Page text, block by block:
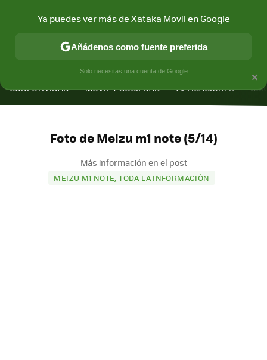
CONECTIVIDAD MÓVIL Y SOCIEDAD APLICACIONES
Foto de Meizu m1 note (5/14)
Más información en el post
MEIZU M1 NOTE, TODA LA INFORMACIÓN
×
Ya puedes ver más de Xataka Movil en Google
Añádenos como fuente preferida
Solo necesitas una cuenta de Google